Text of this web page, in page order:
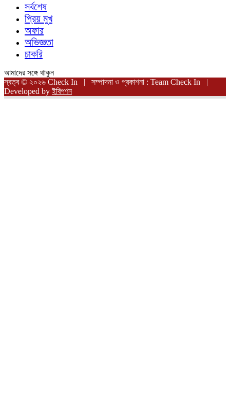
সর্বশেষ
প্রিয় মুখ
অফার
অভিজ্ঞতা
চাকরি
আমাদের সঙ্গে থাকুন
স্বত্ব © ২০২৬ Check In | সম্পাদনা ও প্রকাশনা : Team Check In |
Developed byইবিপণন